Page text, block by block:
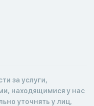
за услуги,
находящимися у нас
уточнять у лиц,